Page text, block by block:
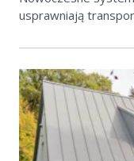
usprawniają